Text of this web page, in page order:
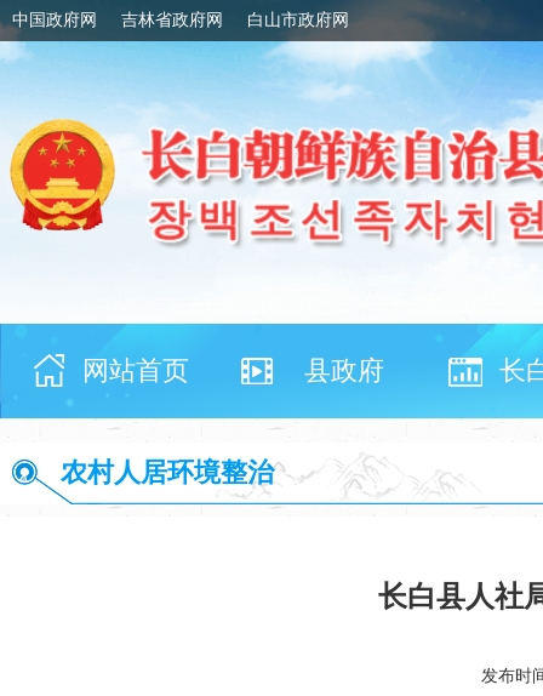
中国政府网 吉林省政府网 白山市政府网
网站首页 县政府 长
农村人居环境整治
长白县人社
发布时